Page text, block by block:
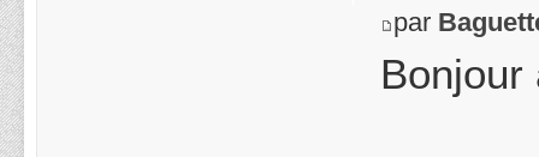
par
Bonjour